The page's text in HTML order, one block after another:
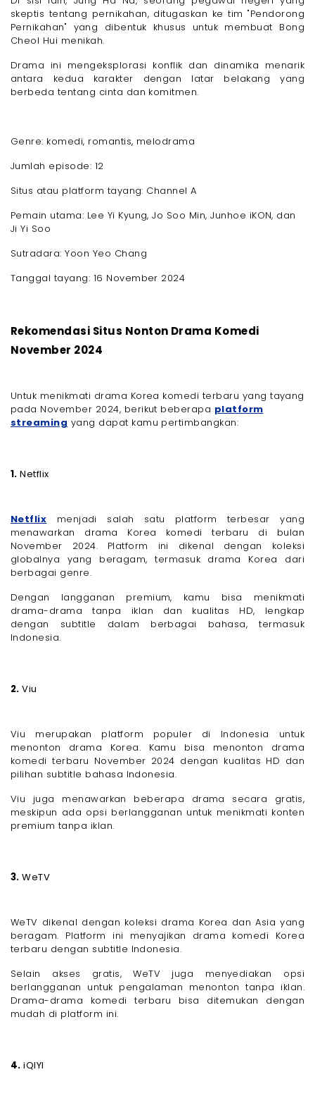
skeptis tentang pernikahan, ditugaskan ke tim "Pendorong
Pernikahan" yang dibentuk khusus untuk membuat Bong
Cheol Hui menikah.
Drama ini mengeksplorasi konflik dan dinamika menarik
antara kedua karakter dengan latar belakang yang
berbeda tentang cinta dan komitmen.
Genre: komedi, romantis, melodrama
Jumlah episode: 12
Situs atau platform tayang: Channel A
Pemain utama: Lee Yi Kyung, Jo Soo Min, Junhoe iKON, dan
Ji Yi Soo
Sutradara: Yoon Yeo Chang
Tanggal tayang: 16 November 2024
Rekomendasi Situs Nonton Drama Komedi
November 2024
Untuk menikmati drama Korea komedi terbaru yang tayang
pada November 2024, berikut beberapa platform
streaming yang dapat kamu pertimbangkan:
1.Netflix
Netflix menjadi salah satu platform terbesar yang
menawarkan drama Korea komedi terbaru di bulan
November 2024. Platform ini dikenal dengan koleksi
globalnya yang beragam, termasuk drama Korea dari
berbagai genre.
Dengan langganan premium, kamu bisa menikmati
drama-drama tanpa iklan dan kualitas HD, lengkap
dengan subtitle dalam berbagai bahasa, termasuk
Indonesia.
2.Viu
Viu merupakan platform populer di Indonesia untuk
menonton drama Korea. Kamu bisa menonton drama
komedi terbaru November 2024 dengan kualitas HD dan
pilihan subtitle bahasa Indonesia.
Viu juga menawarkan beberapa drama secara gratis,
meskipun ada opsi berlangganan untuk menikmati konten
premium tanpa iklan.
3.WeTV
WeTV dikenal dengan koleksi drama Korea dan Asia yang
beragam. Platform ini menyajikan drama komedi Korea
terbaru dengan subtitle Indonesia.
Selain akses gratis, WeTV juga menyediakan opsi
berlangganan untuk pengalaman menonton tanpa iklan.
Drama-drama komedi terbaru bisa ditemukan dengan
mudah di platform ini.
4.iQIYI